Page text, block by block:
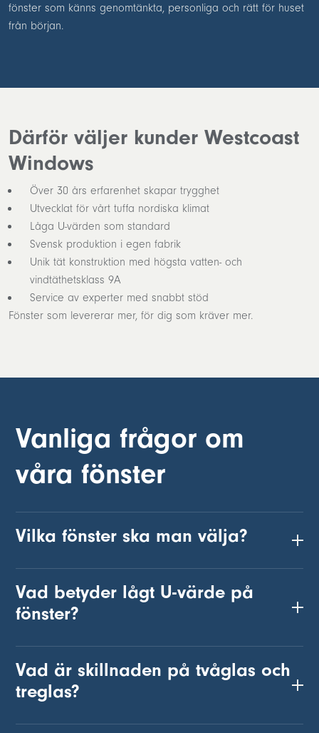
fönster som känns genomtänkta, personliga och rätt för huset
från början.
Därför väljer kunder Westcoast
Windows
Över 30 års erfarenhet skapar trygghet
Utvecklat för vårt tuffa nordiska klimat
Låga U-värden som standard
Svensk produktion i egen fabrik
Unik tät konstruktion med högsta vatten- och
vindtäthetsklass 9A
Service av experter med snabbt stöd
Fönster som levererar mer, för dig som kräver mer.
Vanliga frågor om
våra fönster
Vilka fönster ska man välja?
Vad betyder lågt U-värde på
fönster?
Vad är skillnaden på tvåglas och
treglas?